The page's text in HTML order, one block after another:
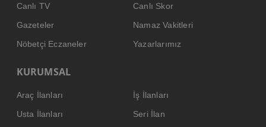
Canlı TV
Canlı Skor
Gazeteler
Namaz Vakitleri
Nöbetçi Eczaneler
Yazarlarımız
KURUMSAL
Araç İlanları
İş İlanları
Usta İlanları
Seri İlan